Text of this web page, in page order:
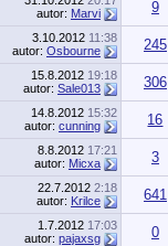
autor: Marvi 9
3.10.2012 11:38
autor: Osbourne 245
15.8.2012 19:18
autor: Sale013 306
14.8.2012 15:32
autor: cunning 16
8.8.2012 17:21
autor: Micxa 3
22.7.2012 2:18
autor: Krilce 641
1.7.2012 17:03
autor: pajaxsg 0